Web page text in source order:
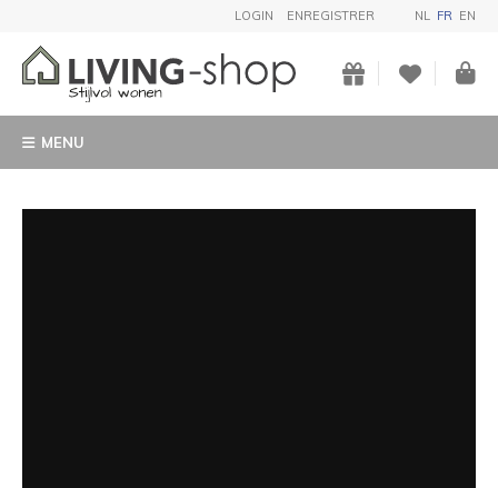
LOGIN ENREGISTRER NL FR EN
MENU